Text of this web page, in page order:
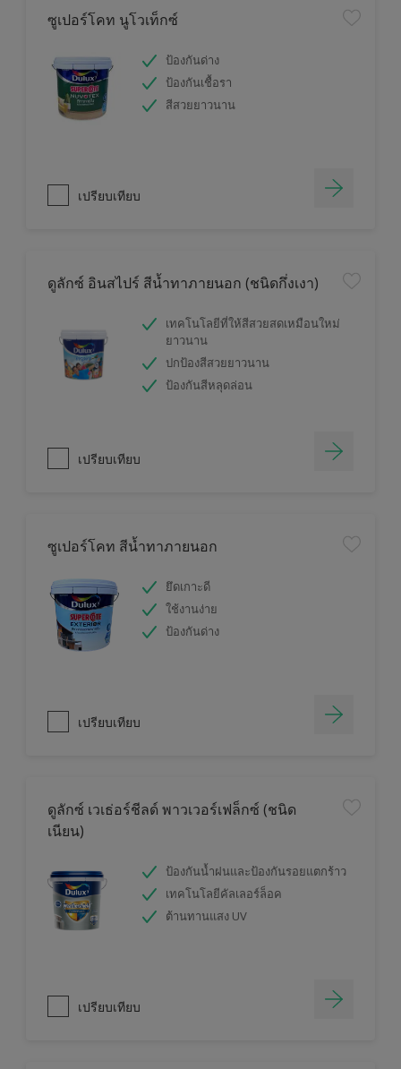
ซูเปอร์โคท นูโวเท็กซ์
ป้องกันด่าง
ป้องกันเชื้อรา
สีสวยยาวนาน
เปรียบเทียบ
ดูลักซ์ อินสไปร์ สีน้ำทาภายนอก (ชนิดกึ่งเงา)
เทคโนโลยีที่ให้สีสวยสดเหมือนใหม่
ยาวนาน
ปกป้องสีสวยยาวนาน
ป้องกันสีหลุดล่อน
เปรียบเทียบ
ซูเปอร์โคท สีน้ำทาภายนอก
ยึดเกาะดี
ใช้งานง่าย
ป้องกันด่าง
เปรียบเทียบ
ดูลักซ์ เวเธ่อร์ชีลด์ พาวเวอร์เฟล็กซ์ (ชนิด
เนียน)
ป้องกันน้ำฝนและป้องกันรอยแตกร้าว
เทคโนโลยีคัลเลอร์ล็อค
ต้านทานแสง UV
เปรียบเทียบ